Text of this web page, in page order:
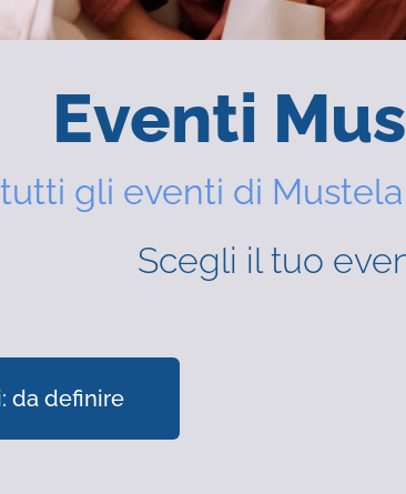
Eventi
gli eventi di
Scegli il tuo
da definire